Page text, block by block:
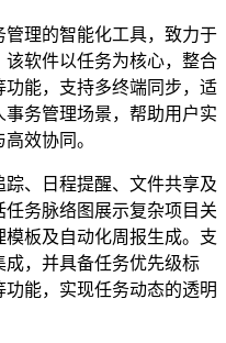
理的智能化工具，致力于
软件以任务为核心，整合
功能，支持多终端同步，适
务管理场景，帮助用户实
效协同。
、日程提醒、文件共享及
务脉络图展示复杂项目关
板及自动化周报生成。支
，并具备任务优先级标
能，实现任务动态的透明